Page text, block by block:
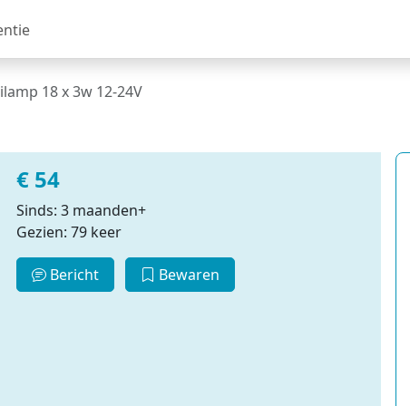
18 x 3w 12-24V
€ 54
Sinds: 3 maanden+
Gezien: 79 keer
Bericht Bewaren